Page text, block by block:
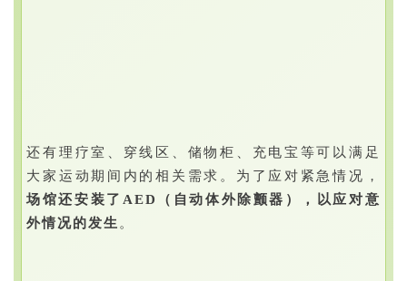
还有理疗室、穿线区、储物柜、充电宝等可以满足
大家运动期间内的相关需求。 为了应对紧急情况，
场馆还安装了AED（自动体外除颤器），以应对意
外情况的发生。